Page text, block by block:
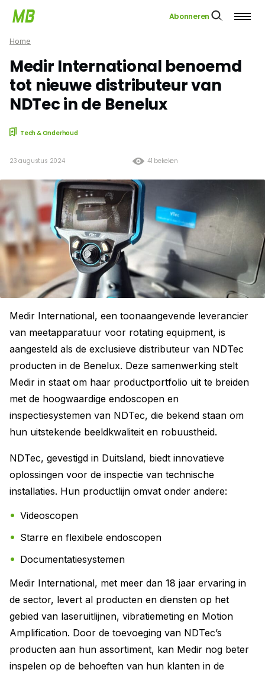
Abonneren
Home
Medir International benoemd
tot nieuwe distributeur van
NDTec in de Benelux
Tech & Onderhoud
41 bekeken
23 augustus 2024
Medir International, een toonaangevende leverancier
van meetapparatuur voor rotating equipment, is
aangesteld als de exclusieve distributeur van NDTec
producten in de Benelux. Deze samenwerking stelt
Medir in staat om haar productportfolio uit te breiden
met de hoogwaardige endoscopen en
inspectiesystemen van NDTec, die bekend staan om
hun uitstekende beeldkwaliteit en robuustheid.
NDTec, gevestigd in Duitsland, biedt innovatieve
oplossingen voor de inspectie van technische
installaties. Hun productlijn omvat onder andere:
Videoscopen
Starre en flexibele endoscopen
Documentatiesystemen
Medir International, met meer dan 18 jaar ervaring in
de sector, levert al producten en diensten op het
gebied van laseruitlijnen, vibratiemeting en Motion
Amplification. Door de toevoeging van NDTec’s
producten aan hun assortiment, kan Medir nog beter
inspelen op de behoeften van hun klanten in de